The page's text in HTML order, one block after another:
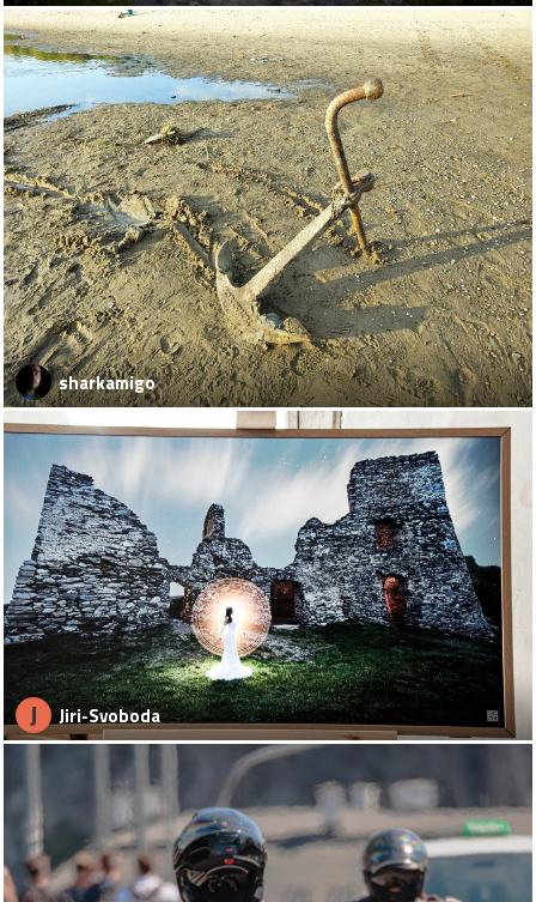
sharkamigo
J Jiri-Svoboda